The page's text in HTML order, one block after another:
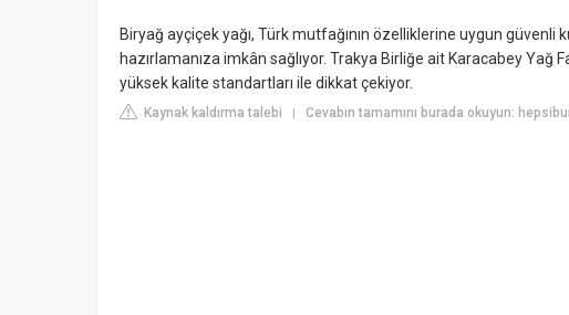
Biryağ ayçiçek yağı, Türk mutfağının özelliklerine uygun güvenli
hazırlamanıza imkân sağlıyor. Trakya Birliğe ait Karacabey Yağ
yüksek kalite standartları ile dikkat çekiyor.
Kaynak kaldırma talebi | Cevabın tamamını burada okuyun: